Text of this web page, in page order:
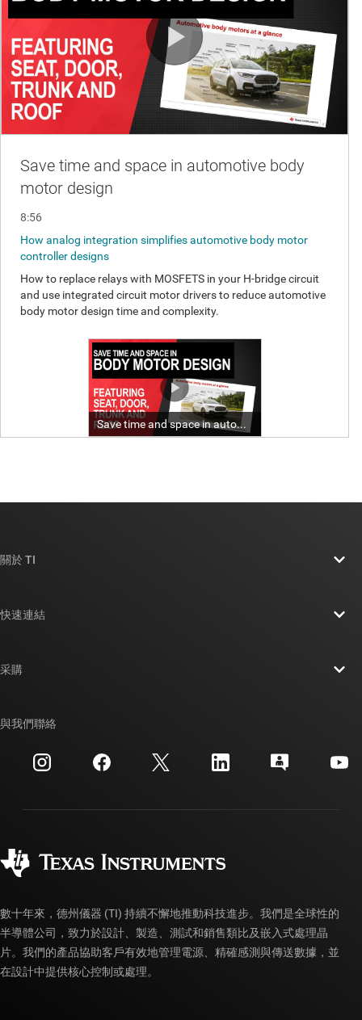
關於 TI
投資人關系
製造
快速連結
交互參考搜索
客戶支援中心
myTI 帳戶常見問題解答
采購
訂購 FAQ
與我們聯絡
數十年來，德州儀器 (TI) 持續不懈地推動科技進步。我們是全球性的
半導體公司，致力於設計、製造、測試和銷售類比及嵌入式處理晶
片。我們的產品協助客戶有效地管理電源、精確感測與傳送數據，並
在設計中提供核心控制或處理。